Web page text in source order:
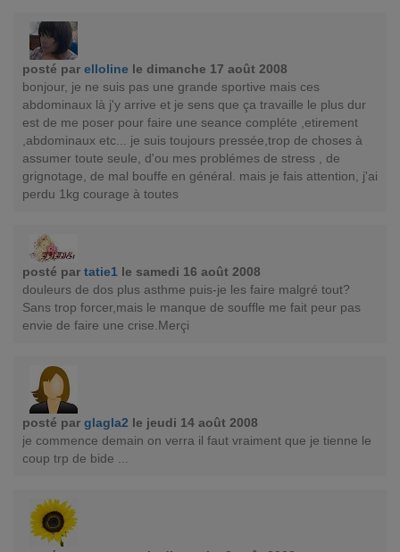
posté par elloline le dimanche 17 août 2008
bonjour, je ne suis pas une grande sportive mais ces
abdominaux là j'y arrive et je sens que ça travaille le plus dur
est de me poser pour faire une seance compléte ,etirement
,abdominaux etc... je suis toujours pressée,trop de choses à
assumer toute seule, d'ou mes problémes de stress , de
grignotage, de mal bouffe en général. mais je fais attention, j'ai
perdu 1kg courage à toutes
posté par tatie1 le samedi 16 août 2008
douleurs de dos plus asthme puis-je les faire malgré tout?
Sans trop forcer,mais le manque de souffle me fait peur pas
envie de faire une crise.Merçi
posté par glagla2 le jeudi 14 août 2008
je commence demain on verra il faut vraiment que je tienne le
coup trp de bide ...